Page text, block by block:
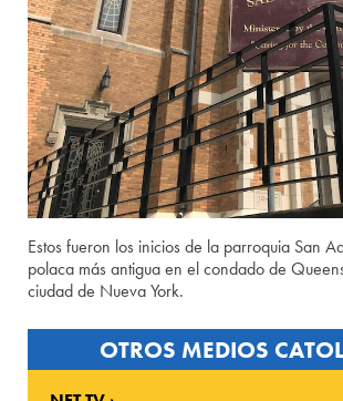
Estos fueron los inicios de la parroquia San
polaca más antigua en el condado de
ciudad de Nueva York.
OTROS MEDIOS